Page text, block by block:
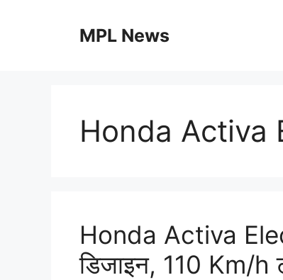
MPL News
Honda Activa
Honda Activa
डिजाइन, 110 Km/h